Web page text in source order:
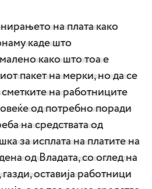
на плата како
каде што
како што тоа е
пакет на мерки, но да се
на работниците
од потребно поради
на средствата од
за исплата на платите на
од Владата, со оглед на
оставија работници